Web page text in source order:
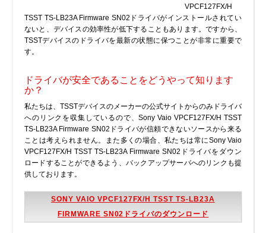
VoIP
DLLファイル
ファイル変換
プログラム
VPCF127FX/H
TSST TS-LB23A Firmware SN02ドライバがインストールされてい
ないと、デバイスの効率性が低下することもあります。ですから、
TSSTデバイスのドライバを最新の状態に保つことが非常に重要で
す。
ドライバが安全であることをどうやって知ります
か？
私たちは、TSSTデバイスのメーカーの公式サイトからのみドライバ
へのリンクを収集しているので、Sony Vaio VPCF127FX/H TSST
TS-LB23A Firmware SN02ドライバが信頼できないソースから来る
ことは考えられません。また多くの場合、私たちは常にSony Vaio
VPCF127FX/H TSST TS-LB23A Firmware SN02ドライバをダウン
ロードすることができるよう、バックアップサーバへのリンクも提
供しております。
SONY VAIO VPCF127FX/H TSST TS-LB23A
FIRMWARE SN02ドライバのダウンロード